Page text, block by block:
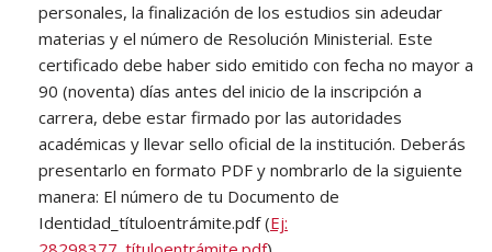
personales, la finalización de los estudios sin adeudar
materias y el número de Resolución Ministerial. Este
certificado debe haber sido emitido con fecha no mayor a
90 (noventa) días antes del inicio de la inscripción a
carrera, debe estar firmado por las autoridades
académicas y llevar sello oficial de la institución. Deberás
presentarlo en formato PDF y nombrarlo de la siguiente
manera: El número de tu Documento de
Identidad_títuloentrámite.pdf (Ej: